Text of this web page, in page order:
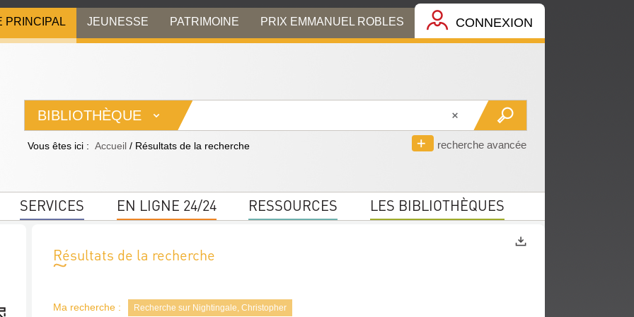
PRINCIPAL JEUNESSE PATRIMOINE PRIX EMMANUEL ROBLES CONNEXION
BIBLIOTHÈQUE
recherche avancée
Vous êtes ici : Accueil / Résultats de la recherche
SERVICES EN LIGNE 24/24 RESSOURCES LES BIBLIOTHÈQUES
Résultats de la recherche
Ma recherche : Recherche sur Nightingale, Christopher